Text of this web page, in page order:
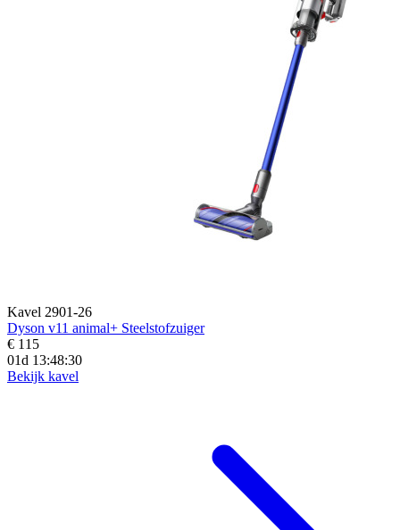
Kavel 2901-26
Dyson v11 animal+ Steelstofzuiger
€ 115
01d 13:48:29
Bekijk kavel